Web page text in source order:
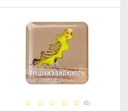
(0)